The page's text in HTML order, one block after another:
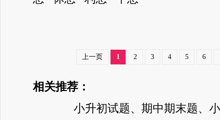
上一页 1 2 3 4 5 6
相关推荐：
小升初试题、期中期末题、